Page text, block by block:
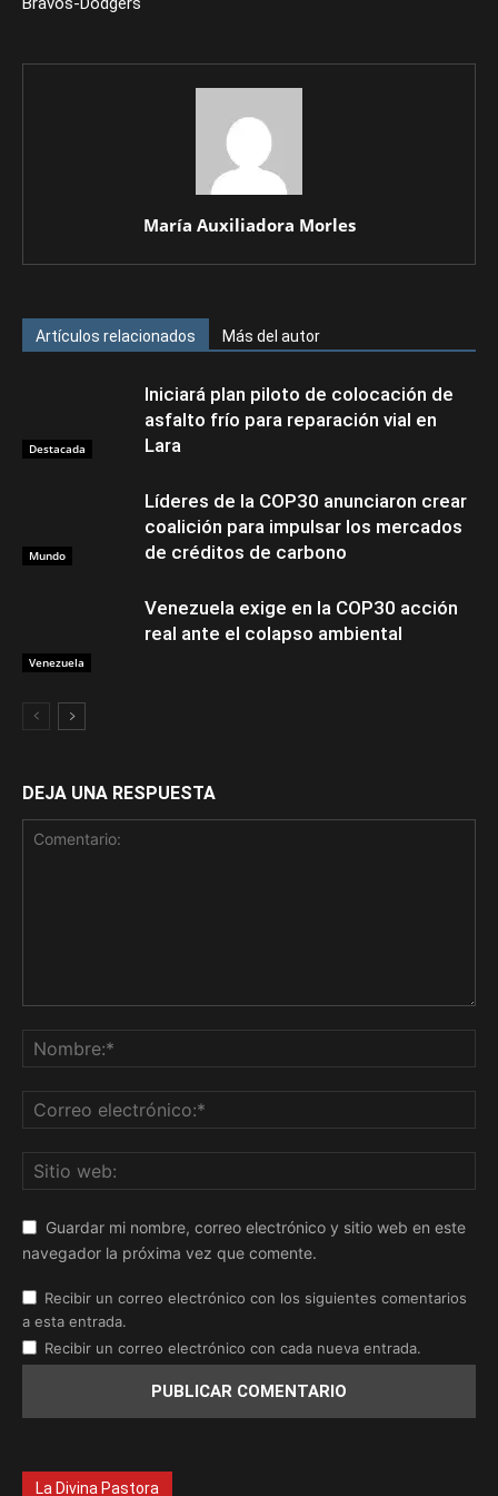
María Auxiliadora Morles
Artículos relacionados Más del autor
Destacada
Iniciará plan piloto de colocación de
asfalto frío para reparación vial en
Lara
Mundo
Líderes de la COP30 anunciaron crear
coalición para impulsar los mercados
de créditos de carbono
Venezuela
Venezuela exige en la COP30 acción
real ante el colapso ambiental
DEJA UNA RESPUESTA
Guardar mi nombre, correo electrónico y sitio web en este
navegador la próxima vez que comente.
Recibir un correo electrónico con los siguientes comentarios
a esta entrada.
Recibir un correo electrónico con cada nueva entrada.
La Divina Pastora